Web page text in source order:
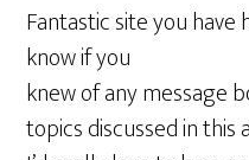
Fantastic site you
know if you
knew of any message
topics discussed in this